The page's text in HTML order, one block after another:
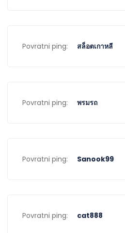
Povratni ping: สล็อตเกาหลี
Povratni ping: พรมรถ
Povratni ping: Sanook99
Povratni ping: cat888